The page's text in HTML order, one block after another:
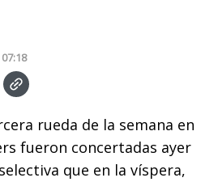
07:18
rueda de la semana en
fueron concertadas ayer
que en la víspera,